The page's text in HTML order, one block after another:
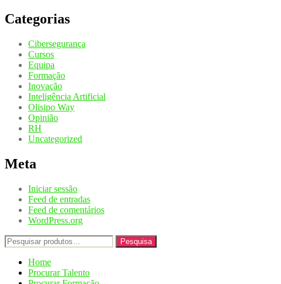
Categorias
Cibersegurança
Cursos
Equipa
Formação
Inovação
Inteligência Artificial
Olisipo Way
Opinião
RH
Uncategorized
Meta
Iniciar sessão
Feed de entradas
Feed de comentários
WordPress.org
Pesquisar
por:
Pesquisa
Home
Procurar Talento